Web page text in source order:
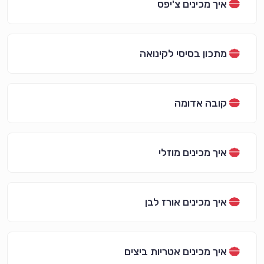
איך מכינים צ'יפס
מתכון בסיסי לקינואה
קובה אדומה
איך מכינים מוזלי
איך מכינים אורז לבן
איך מכינים אטריות ביצים